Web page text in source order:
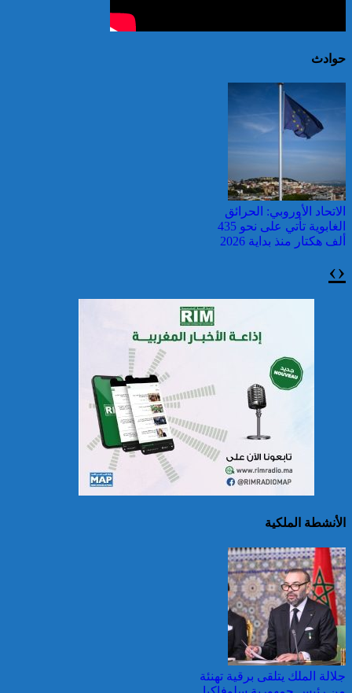
حوادث
الاتحاد الأوروبي: الحرائق
الغابوية تأتي على نحو 435
ألف هكتار منذ بداية 2026
سريلانكا: إغلاق بعض
المدارس في مناطق جبلية
الصين تصدر إنذارين
لمواجهة العواصف المطيرة
وطقس شديد الحمل
الحراري
‹
›
الأنشطة الملكية
جلالة الملك يتلقى برقية تهنئة